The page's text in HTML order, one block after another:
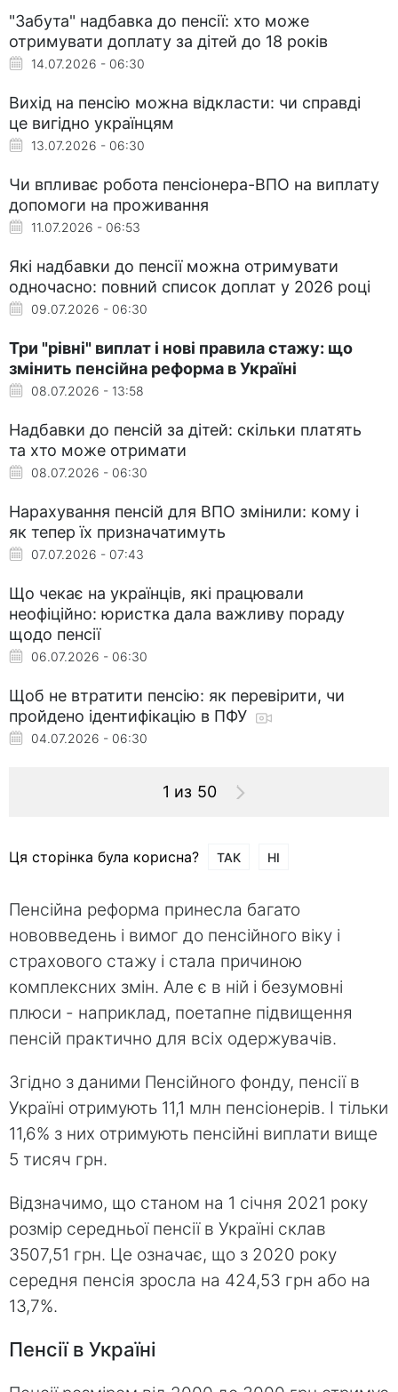
"Забута" надбавка до пенсії: хто може
отримувати доплату за дітей до 18 років
14.07.2026 - 06:30
Вихід на пенсію можна відкласти: чи справді
це вигідно українцям
13.07.2026 - 06:30
Чи впливає робота пенсіонера-ВПО на виплату
допомоги на проживання
11.07.2026 - 06:53
Які надбавки до пенсії можна отримувати
одночасно: повний список доплат у 2026 році
09.07.2026 - 06:30
Три "рівні" виплат і нові правила стажу: що
змінить пенсійна реформа в Україні
08.07.2026 - 13:58
Надбавки до пенсій за дітей: скільки платять
та хто може отримати
08.07.2026 - 06:30
Нарахування пенсій для ВПО змінили: кому і
як тепер їх призначатимуть
07.07.2026 - 07:43
Що чекає на українців, які працювали
неофіційно: юристка дала важливу пораду
щодо пенсії
06.07.2026 - 06:30
Щоб не втратити пенсію: як перевірити, чи
пройдено ідентифікацію в ПФУ
04.07.2026 - 06:30
1 из 50
Ця сторінка була корисна? ТАК НІ
Пенсійна реформа принесла багато
нововведень і вимог до пенсійного віку і
страхового стажу і стала причиною
комплексних змін. Але є в ній і безумовні
плюси - наприклад, поетапне підвищення
пенсій практично для всіх одержувачів.
Згідно з даними Пенсійного фонду, пенсії в
Україні отримують 11,1 млн пенсіонерів. І тільки
11,6% з них отримують пенсійні виплати вище
5 тисяч грн.
Відзначимо, що станом на 1 січня 2021 року
розмір середньої пенсії в Україні склав
3507,51 грн. Це означає, що з 2020 року
середня пенсія зросла на 424,53 грн або на
13,7%.
Пенсії в Україні